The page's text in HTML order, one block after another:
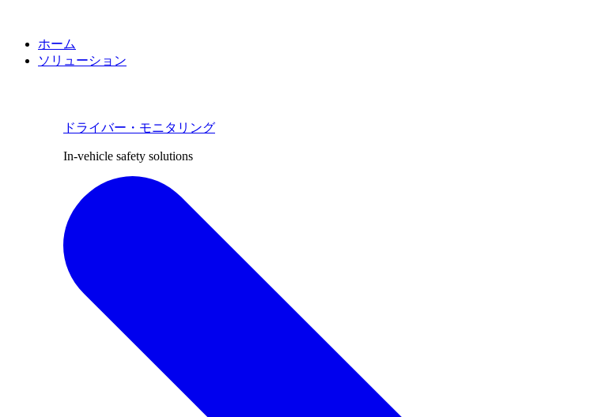
ホーム
ソリューション
ドライバー・モニタリング
In-vehicle safety solutions